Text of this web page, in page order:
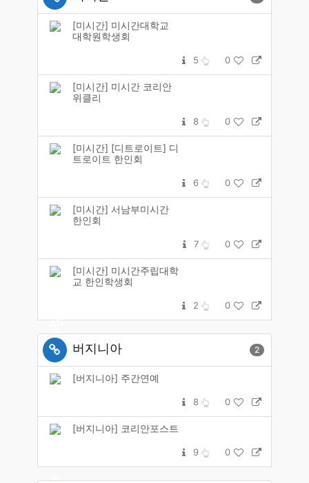
[미시간] 미시간대학교
대학원학생회
5 0
[미시간] 미시간 코리안
위클리
8 0
[미시간] [디트로이트] 디
트로이트 한인회
6 0
[미시간] 서남부미시간
한인회
7 0
[미시간] 미시간주립대학
교 한인학생회
2 0
버지니아 2
[버지니아] 주간연예
8 0
[버지니아] 코리안포스트
9 0